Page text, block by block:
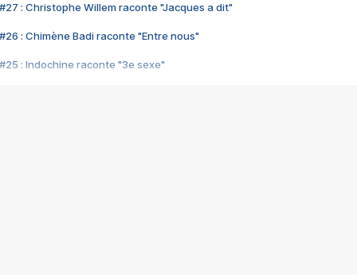
#27 : Christophe Willem raconte "Jacques a dit"
#26 : Chimène Badi raconte "Entre nous"
#25 : Indochine raconte "3e sexe"